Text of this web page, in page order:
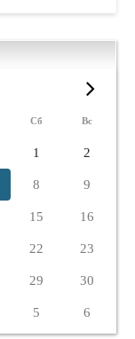
Сб Вс
1 2
8 9
15 16
22 23
29 30
5 6